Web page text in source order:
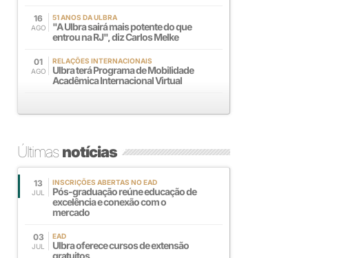
16
AGO
51 ANOS DA ULBRA
"A Ulbra sairá mais potente do que
entrou na RJ", diz Carlos Melke
01
AGO
RELAÇÕES INTERNACIONAIS
Ulbra terá Programa de Mobilidade
Acadêmica Internacional Virtual
Últimasnotícias
13
JUL
INSCRIÇÕES ABERTAS NO EAD
Pós-graduação reúne educação de
excelência e conexão com o
mercado
03
JUL
EAD
Ulbra oferece cursos de extensão
gratuitos